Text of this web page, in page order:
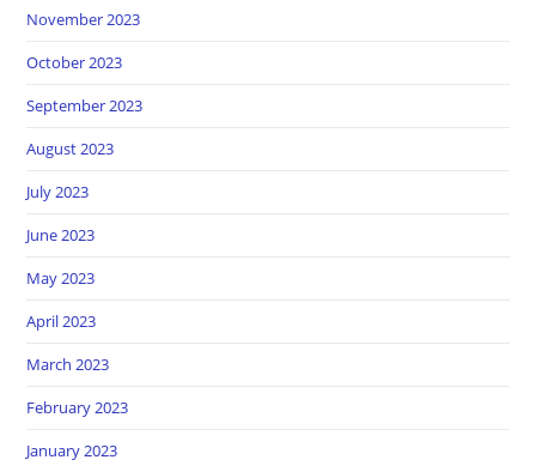
November 2023
October 2023
September 2023
August 2023
July 2023
June 2023
May 2023
April 2023
March 2023
February 2023
January 2023